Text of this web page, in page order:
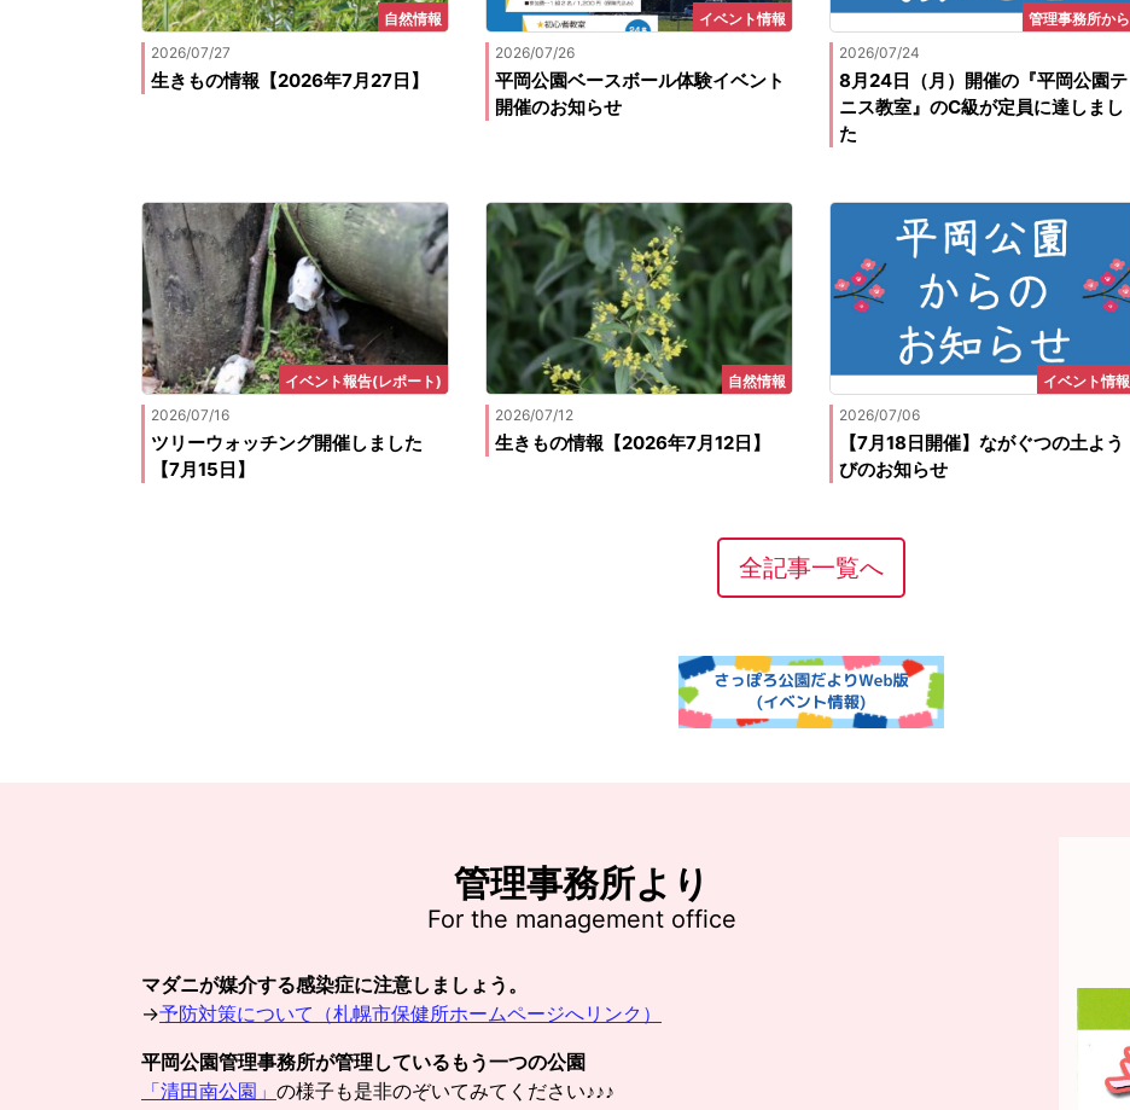
自然情報
2026/07/27
生きもの情報【2026年7月27日】
イベント情報
2026/07/26
平岡公園ベースボール体験イベント
開催のお知らせ
管理事務所から
2026/07/24
8月24日（月）開催の『平岡公園テ
ニス教室』のC級が定員に達しまし
た
イベント報告(レポート)
2026/07/16
ツリーウォッチング開催しました
【7月15日】
自然情報
2026/07/12
生きもの情報【2026年7月12日】
イベント情報
2026/07/06
【7月18日開催】ながぐつの土よう
びのお知らせ
全記事一覧へ
管理事務所より
For the management office
マダニが媒介する感染症に注意しましょう。
→予防対策について（札幌市保健所ホームページへリンク）
平岡公園管理事務所が管理しているもう一つの公園
「清田南公園」 の様子も是非のぞいてみてください♪♪♪